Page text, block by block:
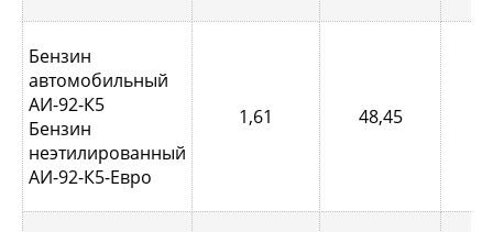
Бензин
автомобильный
АИ-92-К5
Бензин
неэтилированный
АИ-92-К5-Евро
1,61 48,45